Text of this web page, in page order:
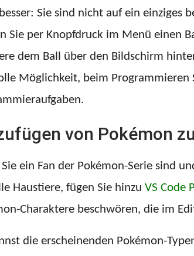
Sie sind nicht auf ein einziges
Sie per Knopfdruck im Menü einen
dem Ball über den Bildschirm
Möglichkeit, beim Programmieren
von Pokémon
ein Fan der Pokémon-Serie sind
Haustiere, fügen Sie hinzu VS Code
Charaktere beschwören, die im
die erscheinenden Pokémon-